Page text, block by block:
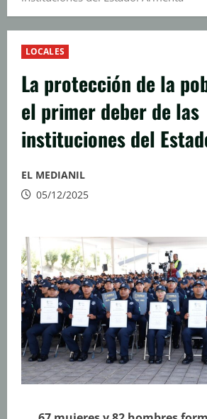
LOCALES
La protección de la
el primer deber de las
instituciones del
EL MEDIANIL
05/12/2025